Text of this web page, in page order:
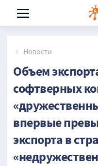
Новости
Объем
софтверных
впервые
экспорта в